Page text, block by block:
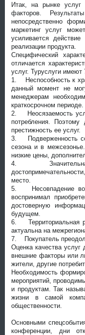
Итак, на рынке услуг
факторов.
непосредственно
маркетинг услуг
усиливается
реализации продукта.
Специфический
отличается
услуг. Туруслуги имеют
1. Неспособность к
данный момент не
менеджерам
краткосрочном периоде.
2. Неосязаемость
потребления.
престижность ее услуг.
3. Подверженность
сезона и в
низкие цены,
4. Значительная
место.
5. Несовпадение во
воспринимал
достоверную
будущем.
6. Территориальная
актуальна на
7. Покупатель
Оценка качества услуг
внешние факторы или
жители, другие
Необходимость
мероприятий,
и продуктам. Так
жизни в самой
общественности.
Основными
конференции, дни